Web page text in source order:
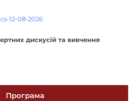
12-08-2026
дискусій та вивчення
Програма